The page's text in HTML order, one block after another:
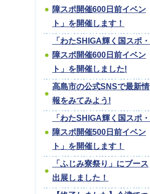
障スポ開催600日前イベン
ト」を開催します！
「わたSHIGA輝く国スポ・
障スポ開催600日前イベン
ト」を開催しました!
高島市の公式SNSで最新情
報をみてみよう!
「わたSHIGA輝く国スポ・
障スポ開催500日前イベン
ト」を開催します！
「ふじみ寮祭り」にブース
出展しました！